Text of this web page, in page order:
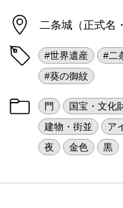
二条城（正式名
#世界遺産 #二
#葵の御紋
門 国宝・文化
建物・街並
ア
夜
金色 黒